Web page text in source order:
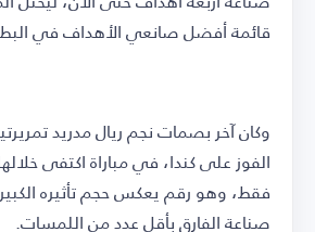
قائمة أفضل صانعي الأهداف في
وكان آخر بصمات نجم ريال مدريد
فقط، وهو رقم يعكس حجم تأثيره
صناعة الفارق بأقل عدد من اللمسات.